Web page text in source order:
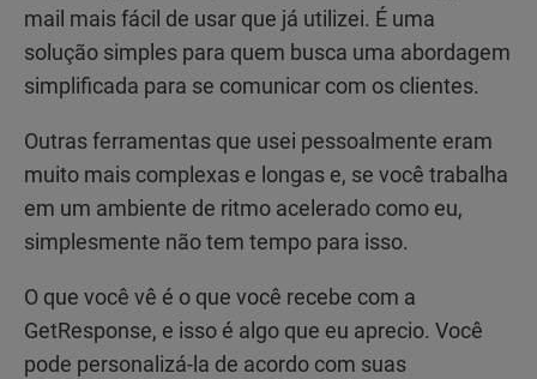
mail mais fácil de usar que já utilizei. É uma
solução simples para quem busca uma abordagem
simplificada para se comunicar com os clientes.
Outras ferramentas que usei pessoalmente eram
muito mais complexas e longas e, se você trabalha
em um ambiente de ritmo acelerado como eu,
simplesmente não tem tempo para isso.
O que você vê é o que você recebe com a
GetResponse, e isso é algo que eu aprecio. Você
pode personalizá-la de acordo com suas